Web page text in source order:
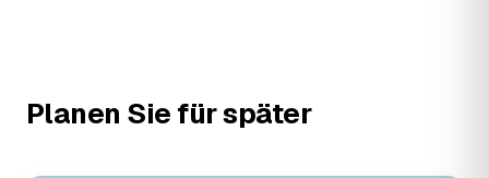
Planen Sie für später